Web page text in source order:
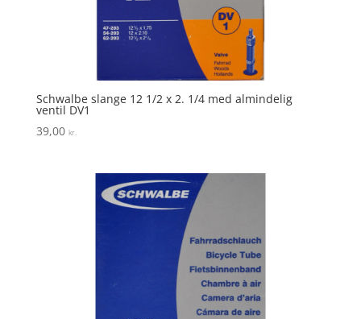
Schwalbe slange 12 1/2 x 2. 1/4 med almindelig
ventil DV1
39,00 kr.